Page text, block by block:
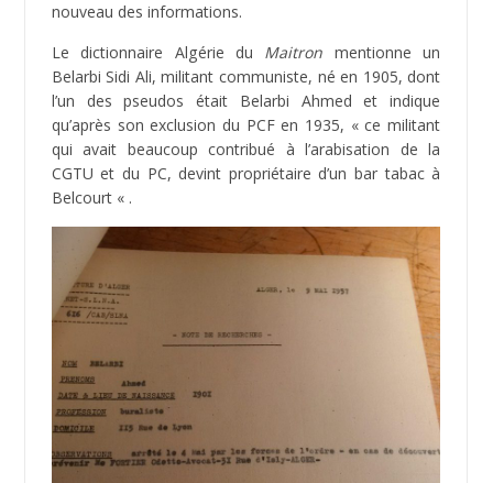
nouveau des informations.
Le dictionnaire Algérie du Maitron mentionne un
Belarbi Sidi Ali, militant communiste, né en 1905, dont
l’un des pseudos était Belarbi Ahmed et indique
qu’après son exclusion du PCF en 1935, « ce militant
qui avait beaucoup contribué à l’arabisation de la
CGTU et du PC, devint propriétaire d’un bar tabac à
Belcourt « .